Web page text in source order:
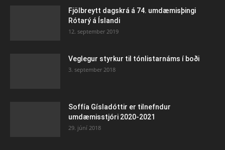
Fjölbreytt dagskrá á 74. umdæmisþingi
Rótarý á Íslandi
12. september 2019
Veglegur styrkur til tónlistarnáms í boði
3. september 2018
Soffía Gísladóttir er tilnefndur
umdæmisstjóri 2020-2021
29. júní 2018